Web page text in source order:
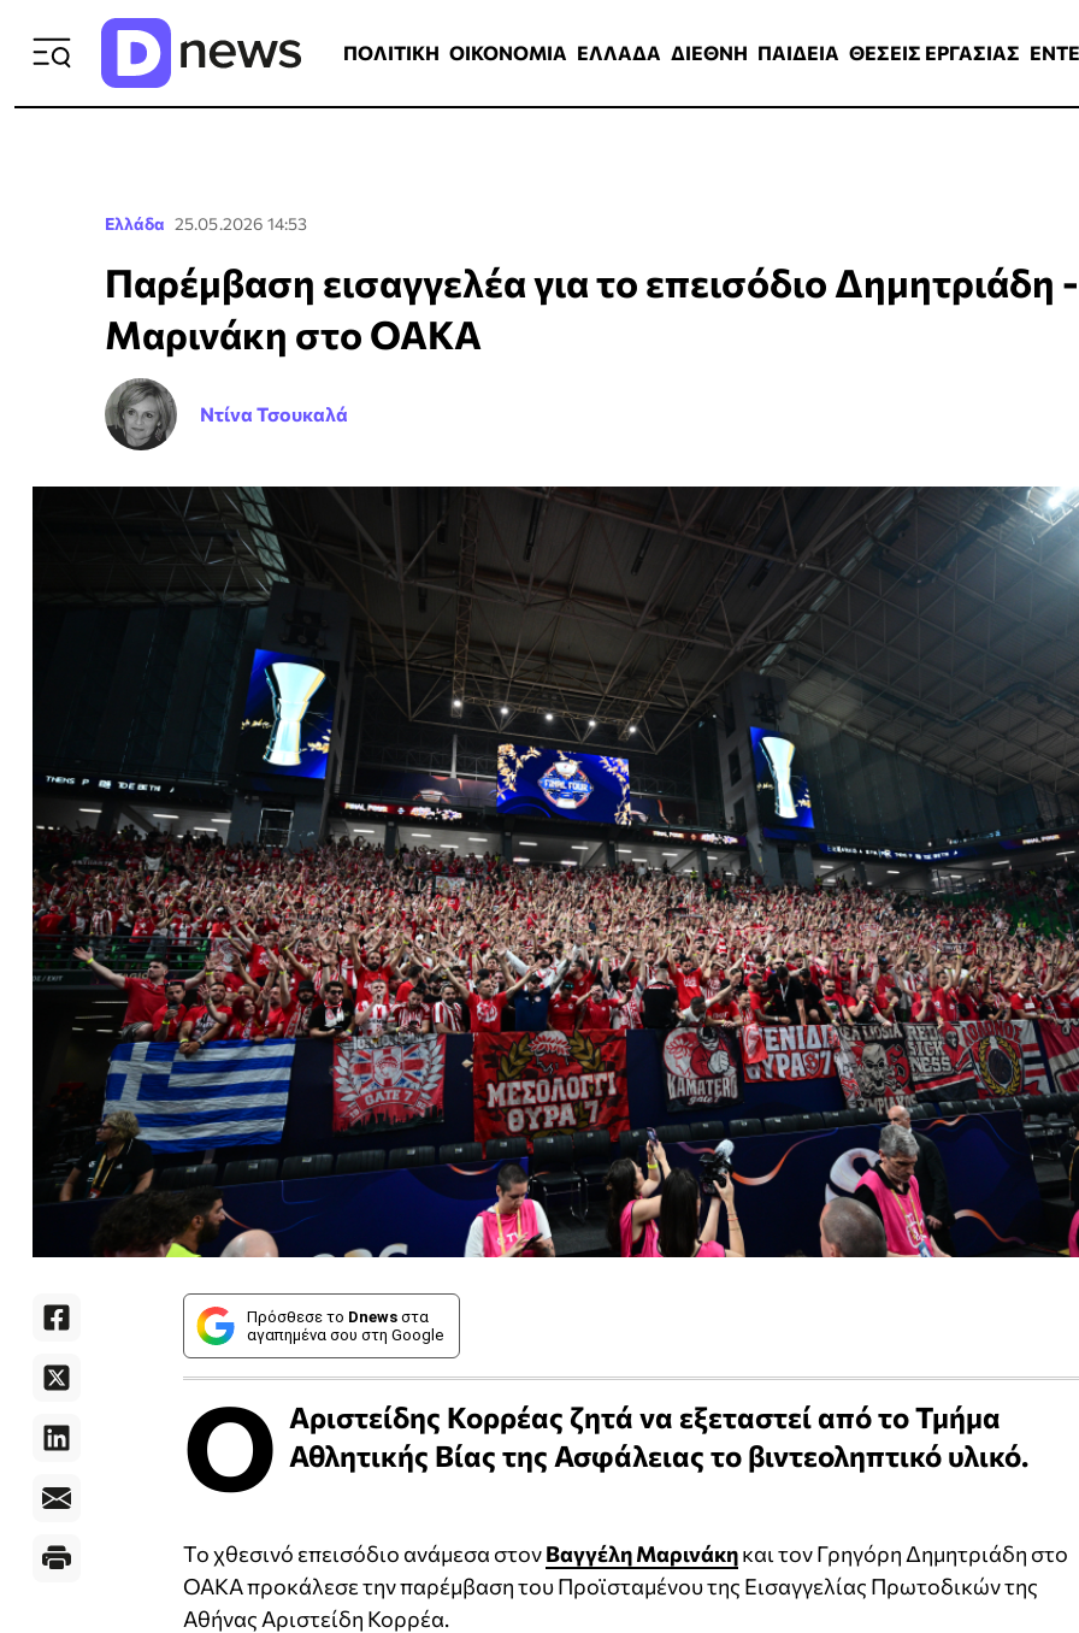
ΠΟΛΙΤΙΚΗ ΟΙΚΟΝΟΜΙΑ ΕΛΛΑΔΑ ΔΙΕΘΝΗ ΠΑΙΔΕΙΑ ΘΕΣΕΙΣ ΕΡΓΑΣΙΑΣ
Ελλάδα 25.05.2026 14:53
Παρέμβαση εισαγγελέα για το επεισόδιο Δημητριάδη -
Μαρινάκη στο ΟΑΚΑ
Ντίνα Τσουκαλά
Πρόσθεσε το Dnews στα
αγαπημένα σου στη Google
Ο Αριστείδης Κορρέας ζητά να εξεταστεί από το Τμήμα
Αθλητικής Βίας της Ασφάλειας το βιντεοληπτικό υλικό.
Το χθεσινό επεισόδιο ανάμεσα στονΒαγγέλη Μαρινάκηκαι τον Γρηγόρη Δημητριάδη στο
ΟΑΚΑ προκάλεσε την παρέμβαση του Προϊσταμένου της Εισαγγελίας Πρωτοδικών της
Αθήνας Αριστείδη Κορρέα.